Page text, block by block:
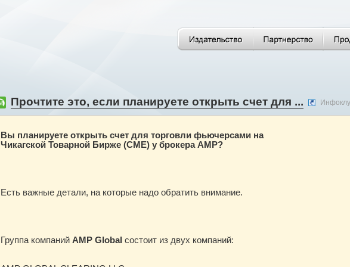
Прочтите это, если планируете открыть счет для ...
Вы планируете открыть счет для торговли фьючерсами на
Чикагской Товарной Бирже (СМЕ) у брокераAMP?
Есть важные детали, на которые надо обратить внимание.
Группа компаний AMP Global состоит из двух компаний: